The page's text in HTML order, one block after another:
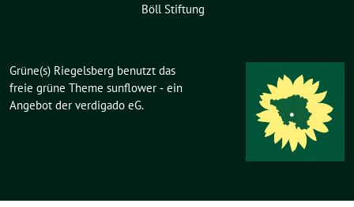
Böll Stiftung
Grüne(s) Riegelsberg benutzt das
freie grüne Theme sunflower ‐ ein
Angebot der verdigado eG.